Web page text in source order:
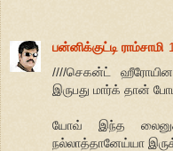
பன்னிக்குட்டி ராம்சாமி
////செகன்ட்
இருபது மார்க் தான்
யோவ் இந்த
நல்லாத்தானேய்யா